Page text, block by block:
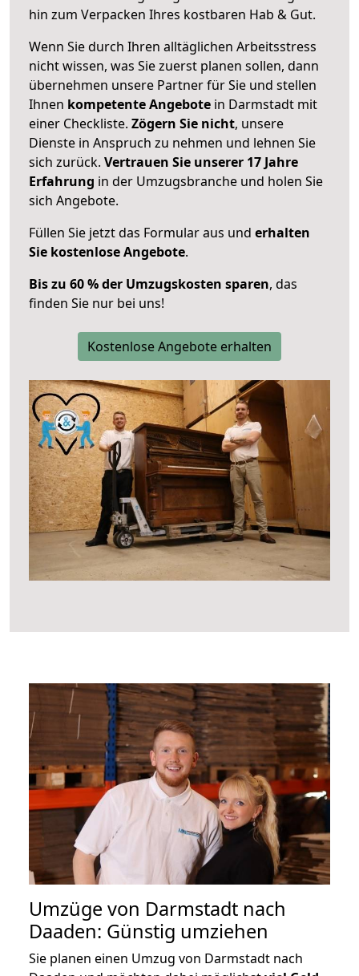
hin zum Verpacken Ihres kostbaren Hab & Gut.
Wenn Sie durch Ihren alltäglichen Arbeitsstress
nicht wissen, was Sie zuerst planen sollen, dann
übernehmen unsere Partner für Sie und stellen
Ihnen kompetente Angebote in Darmstadt mit
einer Checkliste. Zögern Sie nicht, unsere
Dienste in Anspruch zu nehmen und lehnen Sie
sich zurück. Vertrauen Sie unserer 17 Jahre
Erfahrung in der Umzugsbranche und holen Sie
sich Angebote.
Füllen Sie jetzt das Formular aus und erhalten
Sie kostenlose Angebote.
Bis zu 60 % der Umzugskosten sparen, das
finden Sie nur bei uns!
Kostenlose Angebote erhalten
Umzüge von Darmstadt nach
Daaden: Günstig umziehen
Sie planen einen Umzug von Darmstadt nach